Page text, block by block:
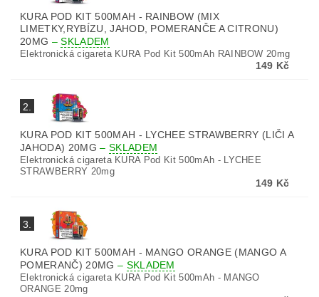
KURA POD KIT 500MAH - RAINBOW (MIX
LIMETKY,RYBÍZU, JAHOD, POMERANČE A CITRONU)
20MG –SKLADEM
Elektronická cigareta KURA Pod Kit 500mAh RAINBOW 20mg
149 Kč
2.
KURA POD KIT 500MAH - LYCHEE STRAWBERRY (LIČI A
JAHODA) 20MG– SKLADEM
Elektronická cigareta KURA Pod Kit 500mAh - LYCHEE
STRAWBERRY 20mg
149 Kč
3.
KURA POD KIT 500MAH - MANGO ORANGE (MANGO A
POMERANČ) 20MG – SKLADEM
Elektronická cigareta KURA Pod Kit 500mAh - MANGO
ORANGE 20mg